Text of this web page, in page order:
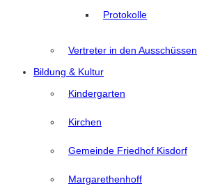
Protokolle
Vertreter in den Ausschüssen
Bildung & Kultur
Kindergarten
Kirchen
Gemeinde Friedhof Kisdorf
Margarethenhoff